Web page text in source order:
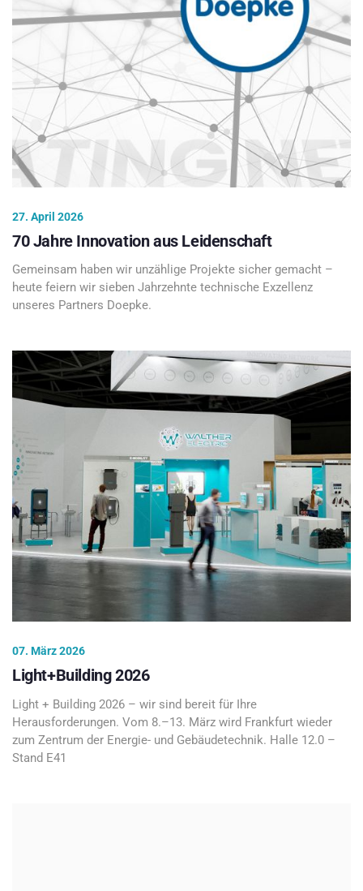
27. April 2026
70 Jahre Innovation aus Leidenschaft
Gemeinsam haben wir unzählige Projekte sicher gemacht –
heute feiern wir sieben Jahrzehnte technische Exzellenz
unseres Partners Doepke.
07. März 2026
Light+Building 2026
Light + Building 2026 – wir sind bereit für Ihre
Herausforderungen. Vom 8.–13. März wird Frankfurt wieder
zum Zentrum der Energie- und Gebäudetechnik. Halle 12.0 –
Stand E41